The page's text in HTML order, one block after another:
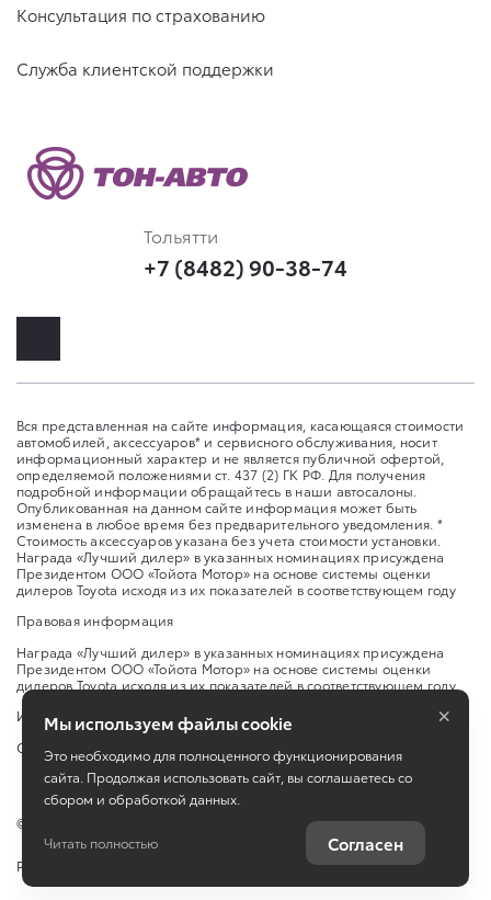
Консультация по страхованию
Служба клиентской поддержки
Тольятти
+7 (8482) 90-38-74
Вся представленная на сайте информация, касающаяся стоимости
автомобилей, аксессуаров* и сервисного обслуживания, носит
информационный характер и не является публичной офертой,
определяемой положениями ст. 437 (2) ГК РФ. Для получения
подробной информации обращайтесь в наши автосалоны.
Опубликованная на данном сайте информация может быть
изменена в любое время без предварительного уведомления. *
Стоимость аксессуаров указана без учета стоимости установки.
Награда «Лучший дилер» в указанных номинациях присуждена
Президентом ООО «Тойота Мотор» на основе системы оценки
дилеров Toyota исходя из их показателей в соответствующем году
Правовая информация
Награда «Лучший дилер» в указанных номинациях присуждена
Президентом ООО «Тойота Мотор» на основе системы оценки
дилеров Toyota исходя из их показателей в соответствующем году.
Изменить настройку cookies
Сбросить cookie
©
Работает на технологиях
Мы используем файлы cookie
Это необходимо для полноценного функционирования
сайта. Продолжая использовать сайт, вы соглашаетесь со
сбором и обработкой данных.
Читать полностью Согласен
×